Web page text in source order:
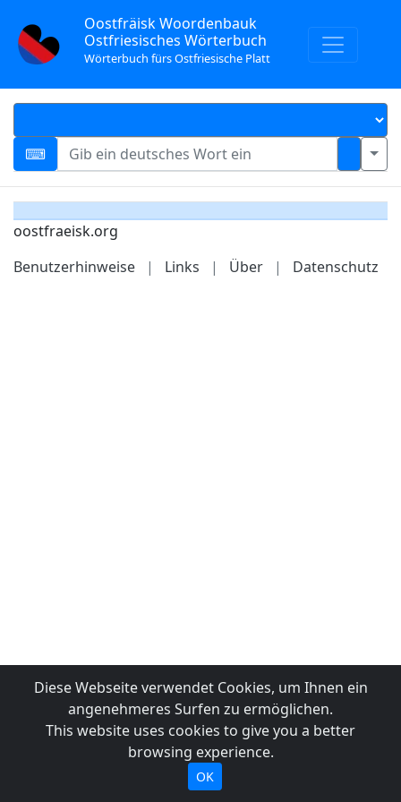
Oostfräisk Woordenbauk
Ostfriesisches Wörterbuch
Wörterbuch fürs Ostfriesische Platt
oostfraeisk.org
Benutzerhinweise
| Links | Über | Datenschutz
Diese Webseite verwendet Cookies, um Ihnen ein
angenehmeres Surfen zu ermöglichen.
This website uses cookies to give you a better
browsing experience.
OK